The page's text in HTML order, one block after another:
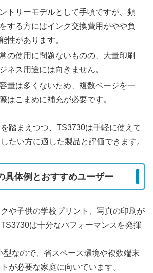
トリーモデルとして手頃ですが、頻
する方にはインク交換費用がやや負
性があります。
の使用に問題ないものの、大量印刷
ネス用途には向きません。
量は多くないため、複数ページを一
はこまめに補充が必要です。
踏まえつつ、TS3730は手軽に使えて
たい方に適した製品と評価できます。
具体例とおすすめユーザー
や子供の学校プリント、写真の印刷が
は十分なパフォーマンスを発揮
型なので、省スペース環境や複数端末
が必要な家庭に向いています。